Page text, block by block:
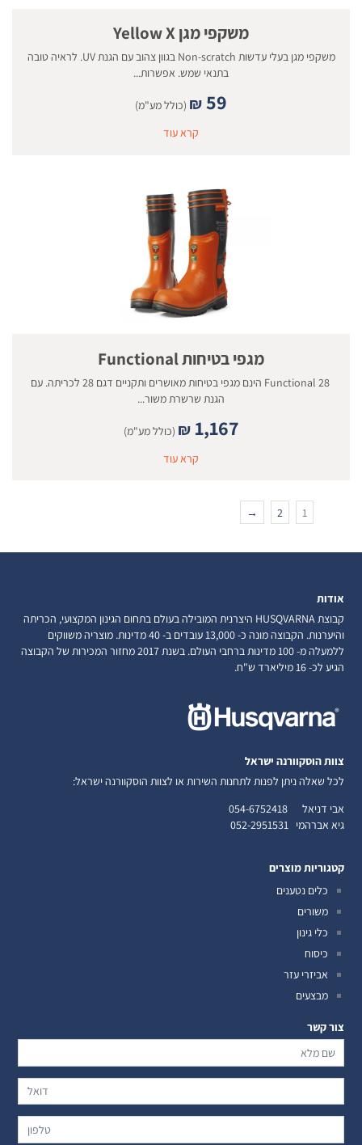
משקפי מגן Yellow X
משקפי מגן בעלי עדשות Non-scratch בגוון צהוב עם הגנת UV. לראיה טובה
בתנאי שמש. אפשרות...
₪59
(כולל מע"מ)
קרא עוד
מגפי בטיחות Functional
28 Functional הינם מגפי בטיחות מאושרים ותקניים דגם 28 לכריתה. עם
הגנת שרשרת משור...
₪ 1,167
(כולל מע"מ)
קרא עוד
1
2
→
אודות
קבוצת HUSQVARNA היצרנית המובילה בעולם בתחום הגינון המקצועי, הכריתה
והיערנות. הקבוצה מונה כ- 13,000 עובדים ב- 40 מדינות. מוצריה משווקים
ללמעלה מ- 100 מדינות ברחבי העולם. בשנת 2017 מחזור המכירות של הקבוצה
הגיע לכ- 16 מיליארד ש"ח.
צוות הוסקוורנה ישראל
לכל שאלה ניתן לפנות לתחנות השירות או לצוות הוסקוורנה ישראל:
אבי דניאל 054-6752418
גיא אברהמי 052-2951531
קטגוריות מוצרים
כלים נטענים
משורים
כלי גינון
כיסוח
אביזרי עזר
מבצעים
צור קשר